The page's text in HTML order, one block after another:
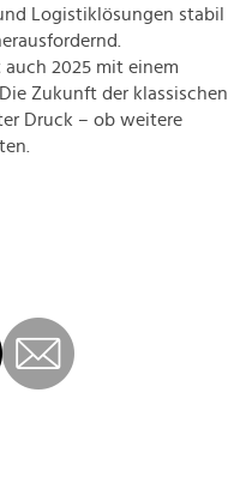
Logistiklösungen stabil
auch 2025 mit einem
Zukunft der klassischen
Druck – ob weitere